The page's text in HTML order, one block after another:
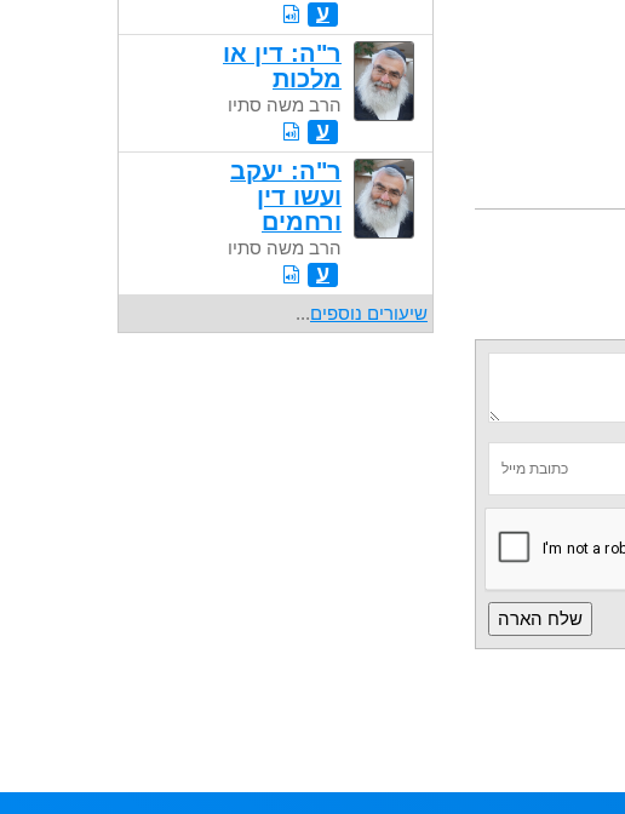
ע
ר"ה: דין או
מלכות
הרב משה סתיו
ע
ר"ה: יעקב
ועשו דין
ורחמים
הרב משה סתיו
ע
שיעורים נוספים...